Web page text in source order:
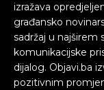
izražava
građansko
sadržaj u najširem
komunikacijske
dijalog. Objavi.ba
pozitivnim